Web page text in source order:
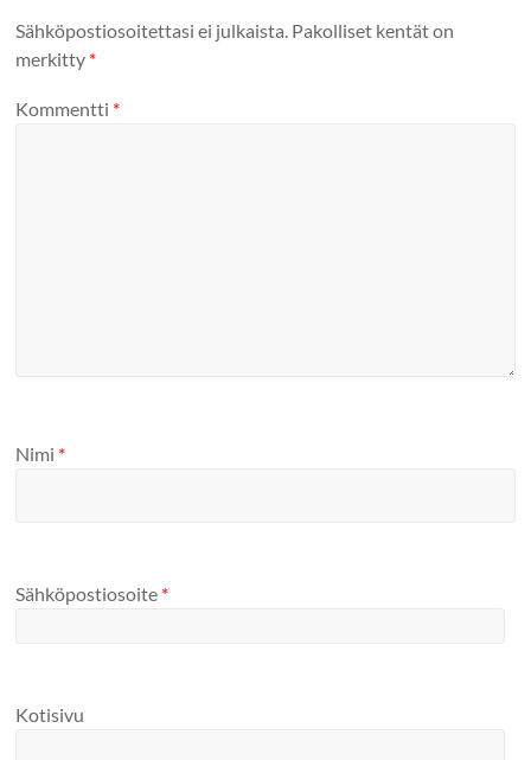
Sähköpostiosoitettasi ei julkaista. Pakolliset kentät on
merkitty *
Kommentti *
Nimi *
Sähköpostiosoite *
Kotisivu